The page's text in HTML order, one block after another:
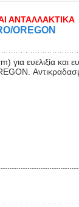
ΑΝΤΑΛΛΑΚΤΙΚΑ
OREGON
ευελιξία και